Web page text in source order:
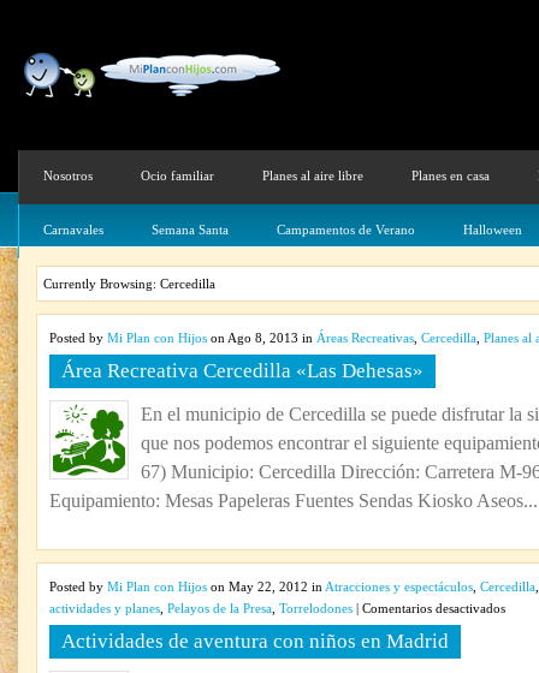
Nosotros Ocio familiar Planes al aire libre Planes en casa
Carnavales Semana Santa Campamentos de Verano Halloween
Currently Browsing: Cercedilla
Posted by Mi Plan con Hijos on Ago 8, 2013 in Áreas Recreativas Cercedilla Planes al
Área Recreativa Cercedilla «Las Dehesas»
En el municipio de Cercedilla se puede disfrutar la
que nos podemos encontrar el siguiente
67) Municipio: Cercedilla Dirección: Carretera M-
Equipamiento: Mesas Papeleras Fuentes Sendas Kiosko Aseos...
Posted by Mi Plan con Hijos on May 22, 2012 in Atracciones y espectáculos Cercedilla
actividades y planes Pelayos de la Presa Torrelodones | Comentarios desactivadosen
Actividades de aventura con niños en Madrid